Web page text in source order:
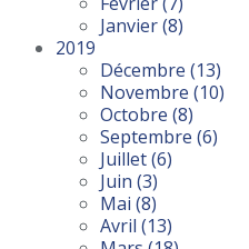
Janvier(8)
2019
Décembre (13)
Novembre (10)
Octobre (8)
Septembre (6)
Juillet(6)
Juin (3)
Mai (8)
Avril (13)